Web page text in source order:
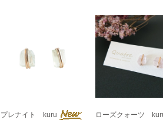
プレナイト kuru ローズクォーツ